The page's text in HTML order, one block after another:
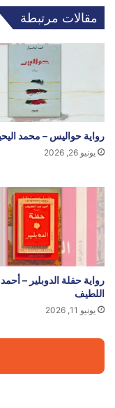
مقالات مرتبطة
رواية حواليس – محمد
يونيو 26, 2026
رواية حفلة الدوبلير –
اللطيف
يونيو 11, 2026